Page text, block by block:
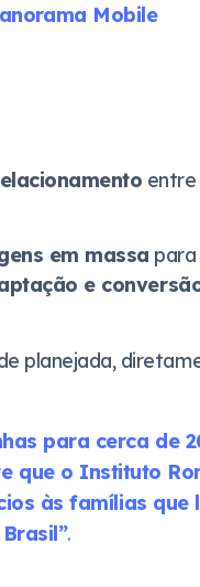
Mobile
entre
em massa
e
planejada,
para cerca de
que o Instituto
às famílias que
.